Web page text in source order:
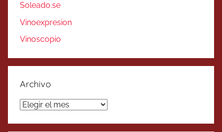
Soleado.se
Vinoexpresion
Vinoscopio
Archivo
Archivo